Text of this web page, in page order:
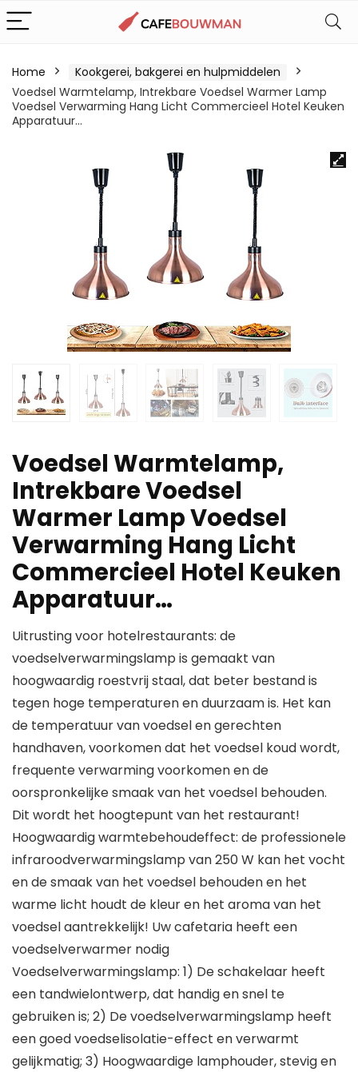
Home
Kookgerei, bakgerei en hulpmiddelen
Voedsel Warmtelamp, Intrekbare Voedsel Warmer Lamp
Voedsel Verwarming Hang Licht Commercieel Hotel Keuken
Apparatuur…
Voedsel Warmtelamp,
Intrekbare Voedsel
Warmer Lamp Voedsel
Verwarming Hang Licht
Commercieel Hotel Keuken
Apparatuur…
Uitrusting voor hotelrestaurants: de
voedselverwarmingslamp is gemaakt van
hoogwaardig roestvrij staal, dat beter bestand is
tegen hoge temperaturen en duurzaam is. Het kan
de temperatuur van voedsel en gerechten
handhaven, voorkomen dat het voedsel koud wordt,
frequente verwarming voorkomen en de
oorspronkelijke smaak van het voedsel behouden.
Dit wordt het hoogtepunt van het restaurant!
Hoogwaardig warmtebehoudeffect: de professionele
infraroodverwarmingslamp van 250 W kan het vocht
en de smaak van het voedsel behouden en het
warme licht houdt de kleur en het aroma van het
voedsel aantrekkelijk! Uw cafetaria heeft een
voedselverwarmer nodig
Voedselverwarmingslamp: 1) De schakelaar heeft
een tandwielontwerp, dat handig en snel te
gebruiken is; 2) De voedselverwarmingslamp heeft
een goed voedselisolatie-effect en verwarmt
gelijkmatig; 3) Hoogwaardige lamphouder, stevig en